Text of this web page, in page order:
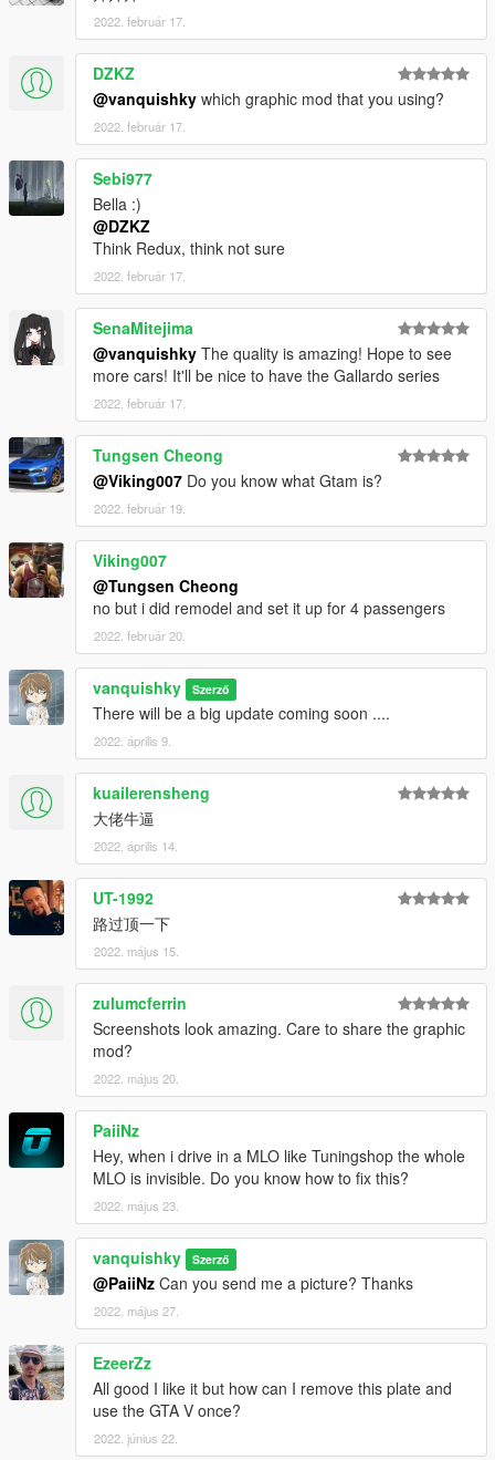
QQ: 12057952312022. február 17.
DZKZ
@vanquishky which graphic mod that you using?
2022. február 17.
Sebi977
Bella :)
@DZKZ
Think Redux, think not sure
2022. február 17.
SenaMitejima
@vanquishky The quality is amazing! Hope to see
more cars! It'll be nice to have the Gallardo series
2022. február 17.
Tungsen Cheong
@Viking007 Do you know what Gtam is?
2022. február 19.
Viking007
@Tungsen Cheong
no but i did remodel and set it up for 4 passengers
2022. február 20.
vanquishky Szerző
There will be a big update coming soon ....
2022. április 9.
kuailerensheng
大佬牛逼
2022. április 14.
UT-1992
路过顶一下
2022. május 15.
zulumcferrin
Screenshots look amazing. Care to share the graphic
mod?
2022. május 20.
PaiiNz
Hey, when i drive in a MLO like Tuningshop the whole
MLO is invisible. Do you know how to fix this?
2022. május 23.
vanquishky Szerző
@PaiiNz Can you send me a picture? Thanks
2022. május 27.
EzeerZz
All good I like it but how can I remove this plate and
use the GTA V once?
2022. június 22.